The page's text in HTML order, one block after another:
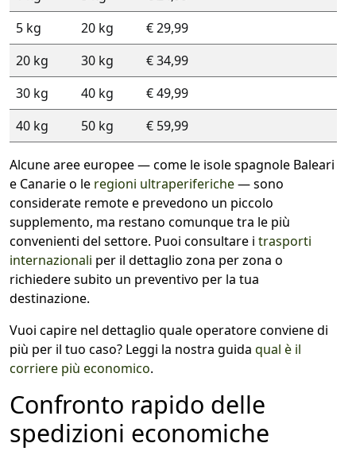
5 kg
20 kg
€ 29,99
20 kg
30 kg
€ 34,99
30 kg
40 kg
€ 49,99
40 kg
50 kg € 59,99
Alcune aree europee — come le isole spagnole Baleari
e Canarie o le regioni ultraperiferiche— sono
considerate remote e prevedono un piccolo
supplemento, ma restano comunque tra le più
convenienti del settore. Puoi consultare i trasporti
internazionali per il dettaglio zona per zona o
richiedere subito un preventivo per la tua
destinazione.
Vuoi capire nel dettaglio quale operatore conviene di
più per il tuo caso? Leggi la nostra guida qual è il
corriere più economico.
Confronto rapido delle
spedizioni economiche